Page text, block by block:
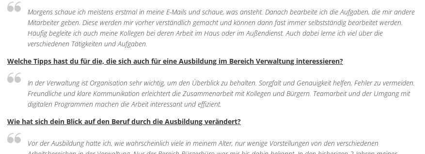
Barrierefreiheit
Informationsfreiheit
Morgens schaue ich meistens erstmal in meine E-Mails und schaue, was ansteht. Danach bearbeite ich die Aufgaben, die mir andere
Mitarbeiter geben. Diese werden mir vorher verständlich gemacht und können dann fast immer selbstständig bearbeitet werden.
Häufig begleite ich auch meine Kollegen bei deren Arbeit im Haus oder im Außendienst. Auch dabei lerne ich viel über die
verschiedenen Tätigkeiten und Aufgaben.
Welche Tipps hast du für die, die sich auch für eine Ausbildung im Bereich Verwaltung interessieren?
In der Verwaltung ist Organisation sehr wichtig, um den Überblick zu behalten. Sorgfalt und Genauigkeit helfen, Fehler zu vermeiden.
Freundliche und klare Kommunikation erleichtert die Zusammenarbeit mit Kollegen und Bürgern. Teamarbeit und der Umgang mit
digitalen Programmen machen die Arbeit interessant und effizient.
Wie hat sich dein Blick auf den Beruf durch die Ausbildung verändert?
Vor der Ausbildung hatte ich, wie wahrscheinlich viele in meinem Alter, nur wenige Vorstellungen von den verschiedenen